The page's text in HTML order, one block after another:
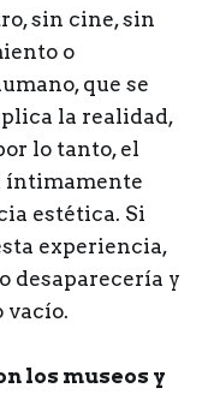
sin cine, sin
o
que se
la realidad,
lo tanto, el
íntimamente
estética. Si
experiencia,
desaparecería y
vacío.
los museos y